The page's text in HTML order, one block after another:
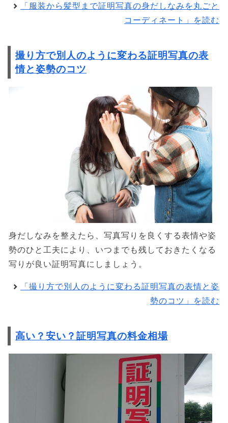
「服装から髪型まで証明写真の身だしなみを丸ごと
コーディネート」を読む
撮り方で別人のように変わる証明写真の表
情と姿勢のコツ
身だしなみを整えたら、写真写りを良くする表情や姿
勢のひと工夫により、いつまでも残しておきたくなる
写りが良い証明写真にしましょう。
「撮り方で別人のように変わる証明写真の表情と姿
勢のコツ」を読む
高い？安い？証明写真の料金相場